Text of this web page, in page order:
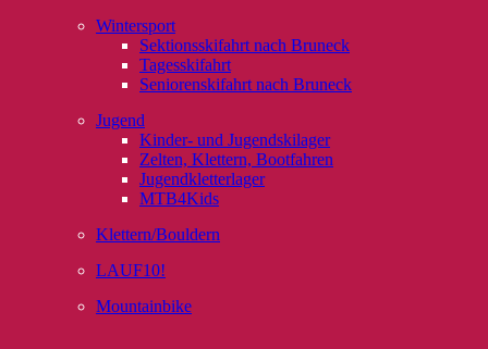
Wintersport
Sektionsskifahrt nach Bruneck
Tagesskifahrt
Seniorenskifahrt nach Bruneck
Jugend
Kinder- und Jugendskilager
Zelten, Klettern, Bootfahren
Jugendkletterlager
MTB4Kids
Klettern/Bouldern
LAUF10!
Mountainbike